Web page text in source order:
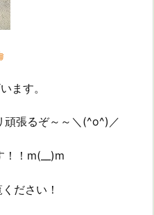
ます。
頑張るぞ～～＼(^o^)／
！！m(__)m
ださい！